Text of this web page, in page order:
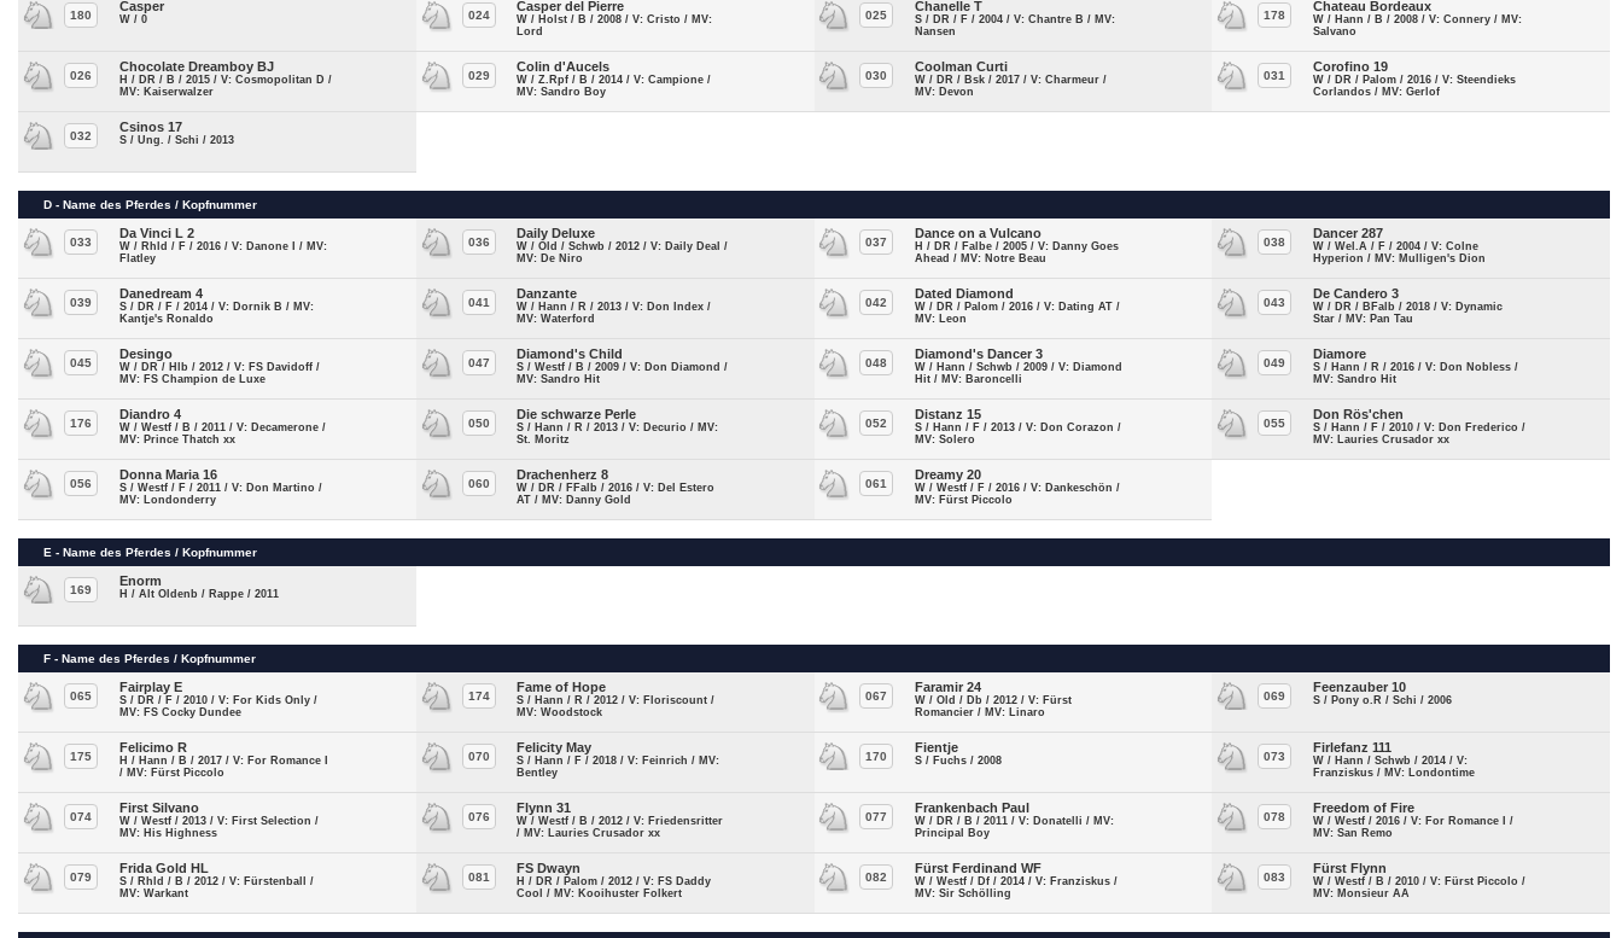
180
Casper
W / 0 024
Casper del Pierre
W / Holst / B / 2008 / V: Cristo / MV:
Lord
025
Chanelle T
S / DR / F / 2004 / V: Chantre B / MV:
Nansen
178
Chateau Bordeaux
W / Hann / B / 2008 / V: Connery / MV:
Salvano
026
Chocolate Dreamboy BJ
H / DR / B / 2015 / V: Cosmopolitan D /
MV: Kaiserwalzer
029
Colin d'Aucels
W / Z.Rpf / B / 2014 / V: Campione /
MV: Sandro Boy
030
Coolman Curti
W / DR / Bsk / 2017 / V: Charmeur /
MV: Devon
031
Corofino 19
W / DR / Palom / 2016 / V: Steendieks
Corlandos / MV: Gerlof
032
Csinos 17
S / Ung. / Schi / 2013
D - Name des Pferdes / Kopfnummer
033
Da Vinci L 2
W / Rhld / F / 2016 / V: Danone I / MV:
Flatley
036
Daily Deluxe
W / Old / Schwb / 2012 / V: Daily Deal /
MV: De Niro
037
Dance on a Vulcano
H / DR / Falbe / 2005 / V: Danny Goes
Ahead / MV: Notre Beau
038
Dancer 287
W / Wel.A / F / 2004 / V: Colne
Hyperion / MV: Mulligen's Dion
039
Danedream 4
S / DR / F / 2014 / V: Dornik B / MV:
Kantje's Ronaldo
041
Danzante
W / Hann / R / 2013 / V: Don Index /
MV: Waterford
042
Dated Diamond
W / DR / Palom / 2016 / V: Dating AT /
MV: Leon
043
De Candero 3
W / DR / BFalb / 2018 / V: Dynamic
Star / MV: Pan Tau
045
Desingo
W / DR / Hlb / 2012 / V: FS Davidoff /
MV: FS Champion de Luxe
047
Diamond's Child
S / Westf / B / 2009 / V: Don Diamond /
MV: Sandro Hit
048
Diamond's Dancer 3
W / Hann / Schwb / 2009 / V: Diamond
Hit / MV: Baroncelli
049
Diamore
S / Hann / R / 2016 / V: Don Nobless /
MV: Sandro Hit
176
Diandro 4
W / Westf / B / 2011 / V: Decamerone /
MV: Prince Thatch xx
050
Die schwarze Perle
S / Hann / R / 2013 / V: Decurio / MV:
St. Moritz
052
Distanz 15
S / Hann / F / 2013 / V: Don Corazon /
MV: Solero
055
Don Rös'chen
S / Hann / F / 2010 / V: Don Frederico /
MV: Lauries Crusador xx
056
Donna Maria 16
S / Westf / F / 2011 / V: Don Martino /
MV: Londonderry
060
Drachenherz 8
W / DR / FFalb / 2016 / V: Del Estero
AT / MV: Danny Gold
061
Dreamy 20
W / Westf / F / 2016 / V: Dankeschön /
MV: Fürst Piccolo
E - Name des Pferdes / Kopfnummer
169
Enorm
H / Alt Oldenb / Rappe / 2011
F - Name des Pferdes / Kopfnummer
065
Fairplay E
S / DR / F / 2010 / V: For Kids Only /
MV: FS Cocky Dundee
174
Fame of Hope
S / Hann / R / 2012 / V: Floriscount /
MV: Woodstock
067
Faramir 24
W / Old / Db / 2012 / V: Fürst
Romancier / MV: Linaro
069
Feenzauber 10
S / Pony o.R / Schi / 2006
175
Felicimo R
H / Hann / B / 2017 / V: For Romance I
/ MV: Fürst Piccolo
070
Felicity May
S / Hann / F / 2018 / V: Feinrich / MV:
Bentley
170
Fientje
S / Fuchs / 2008 073
Firlefanz 111
W / Hann / Schwb / 2014 / V:
Franziskus / MV: Londontime
074
First Silvano
W / Westf / 2013 / V: First Selection /
MV: His Highness
076
Flynn 31
W / Westf / B / 2012 / V: Friedensritter
/ MV: Lauries Crusador xx
077
Frankenbach Paul
W / DR / B / 2011 / V: Donatelli / MV:
Principal Boy
078
Freedom of Fire
W / Westf / 2016 / V: For Romance I /
MV: San Remo
079
Frida Gold HL
S / Rhld / B / 2012 / V: Fürstenball /
MV: Warkant
081
FS Dwayn
H / DR / Palom / 2012 / V: FS Daddy
Cool / MV: Kooihuster Folkert
082
Fürst Ferdinand WF
W / Westf / Df / 2014 / V: Franziskus /
MV: Sir Schölling
083
Fürst Flynn
W / Westf / B / 2010 / V: Fürst Piccolo /
MV: Monsieur AA